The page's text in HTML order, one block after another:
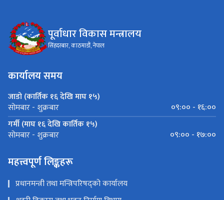
पूर्वाधार विकास मन्त्रालय
सिंहदरबार, काठमाडौं, नेपाल
कार्यालय समय
जाडो (कार्तिक १६ देखि माघ १५)
सोमबार - शुक्रबार
०९:०० - १६:००
गर्मी (माघ १६ देखि कार्तिक १५)
सोमबार - शुक्रबार ०९:०० - १७:००
महत्त्वपूर्ण लिङ्कहरू
प्रधानमन्त्री तथा मन्त्रिपरिषद्को कार्यालय